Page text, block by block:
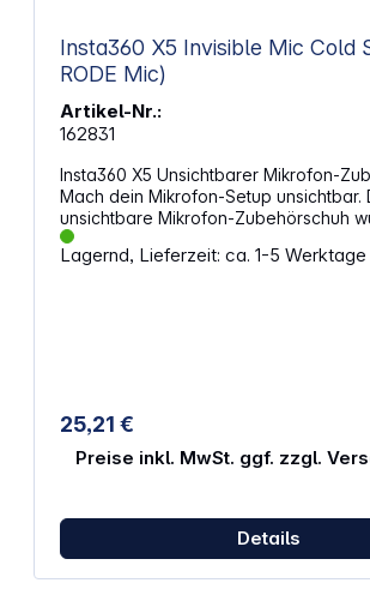
Insta360 X5 Invisible Mic Cold Shoe (for
RODE Mic)
Artikel-Nr.:
162831
Insta360 X5 Unsichtbarer Mikrofon-
Mach dein Mikrofon-Setup unsichtbar.
unsichtbare Mikrofon-Zubehörschuh
für RØDE Wireless GO/GO II/Me/Pro
Einfache IntegrationVerwende ihn mit
Wireless GO/GO II/Me/Pro Enthält 1x RØDE Wireless
GO Zubehörschuh und 1x 3,5mm
(Stecker auf Stecker)
Lagernd, Lieferzeit: ca. 1-5 Werktage
25,21 €
Preise inkl. MwSt. ggf. zzgl.
Details